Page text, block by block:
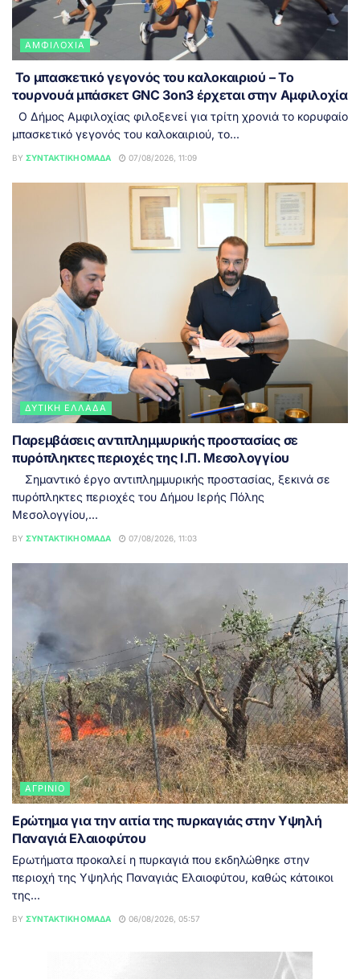
ΑΜΦΙΛΟΧΊΑ
Το μπασκετικό γεγονός του καλοκαιριού – Το
τουρνουά μπάσκετ GNC 3on3 έρχεται στην Αμφιλοχία
Ο Δήμος Αμφιλοχίας φιλοξενεί για τρίτη χρονιά το κορυφαίο
μπασκετικό γεγονός του καλοκαιριού, το...
BY ΣΥΝΤΑΚΤΙΚΉ ΟΜΆΔΑ 07/08/2026, 11:09
ΔΥΤΙΚΉ ΕΛΛΆΔΑ
Παρεμβάσεις αντιπλημμυρικής προστασίας σε
πυρόπληκτες περιοχές της Ι.Π. Μεσολογγίου
Σημαντικό έργο αντιπλημμυρικής προστασίας, ξεκινά σε
πυρόπληκτες περιοχές του Δήμου Ιερής Πόλης
Μεσολογγίου,...
BY ΣΥΝΤΑΚΤΙΚΉ ΟΜΆΔΑ 07/08/2026, 11:03
ΑΓΡΊΝΙΟ
Ερώτημα για την αιτία της πυρκαγιάς στην Υψηλή
Παναγιά Ελαιοφύτου
Ερωτήματα προκαλεί η πυρκαγιά που εκδηλώθηκε στην
περιοχή της Υψηλής Παναγιάς Ελαιοφύτου, καθώς κάτοικοι
της...
BY ΣΥΝΤΑΚΤΙΚΉ ΟΜΆΔΑ 06/08/2026, 05:57